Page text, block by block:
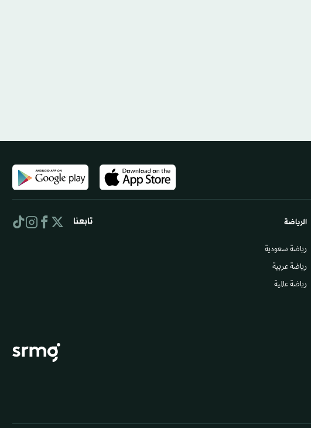
الرياضة
رياضة سعودية
رياضة عربية
رياضة عالمية
تابعنا